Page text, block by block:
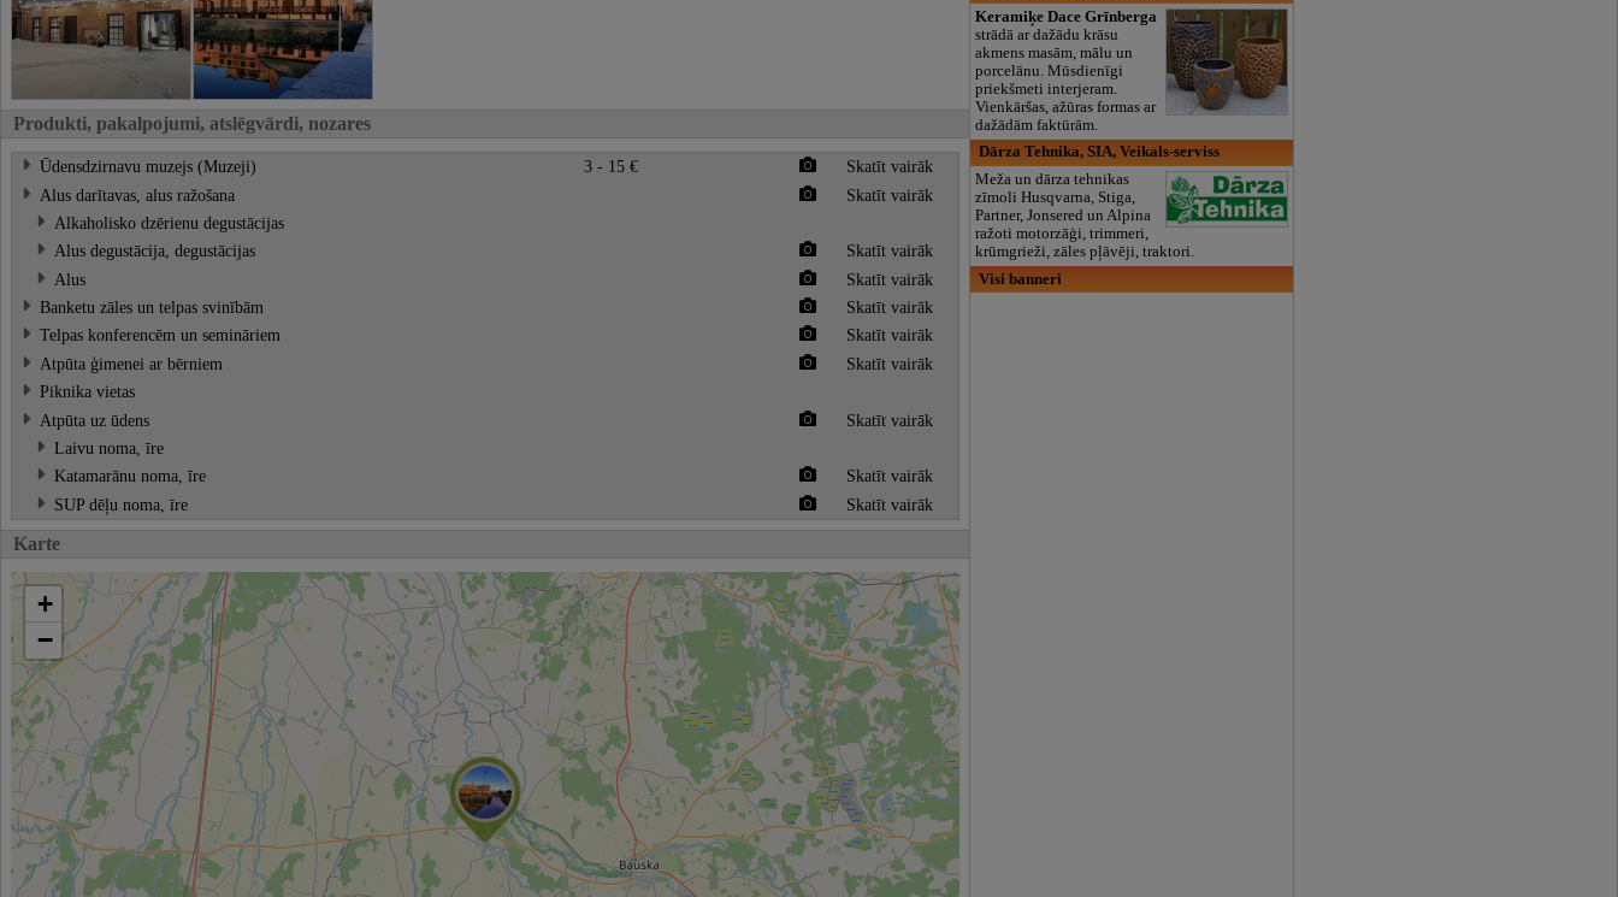
Produkti, pakalpojumi, atslēgvārdi, nozares
Ūdensdzirnavu muzejs (Muzeji) 3 - 15 €
Skatīt vairāk
Alus darītavas, alus ražošana
Skatīt vairāk
Alkaholisko dzērienu degustācijas
Alus degustācija, degustācijas
Skatīt vairāk
Alus
Skatīt vairāk
Banketu zāles un telpas svinībām
Skatīt vairāk
Telpas konferencēm un semināriem
Skatīt vairāk
Atpūta ģimenei ar bērniem
Skatīt vairāk
Piknika vietas
Atpūta uz ūdens
Skatīt vairāk
Laivu noma, īre
Katamarānu noma, īre
Skatīt vairāk
SUP dēļu noma, īre
Skatīt vairāk
Karte
+
−
Keramiķe Dace Grīnberga
strādā ar dažādu krāsu
akmens masām, mālu un
porcelānu. Mūsdienīgi
priekšmeti interjeram.
Vienkāršas, ažūras formas ar
dažādām faktūrām.
Dārza Tehnika, SIA, Veikals-serviss
Meža un dārza tehnikas
zīmoli Husqvarna, Stiga,
Partner, Jonsered un Alpina
ražoti motorzāģi, trimmeri,
krūmgrieži, zāles pļāvēji, traktori.
Visi banneri